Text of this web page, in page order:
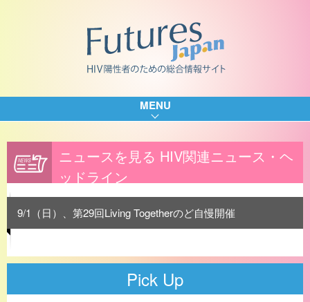
MENU
ニュースを見る HIV関連ニュース・ヘ
ッドライン
9/1（日）、第29回Living Togetherのど自慢開催
Pick Up